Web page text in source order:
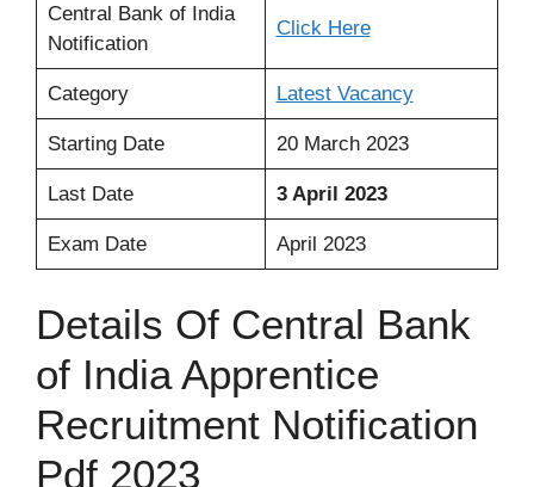
Central Bank of India
Notification
Click Here
Category Latest Vacancy
Starting Date 20 March 2023
Last Date 3 April 2023
Exam Date April 2023
Details Of Central Bank
of India Apprentice
Recruitment Notification
Pdf 2023